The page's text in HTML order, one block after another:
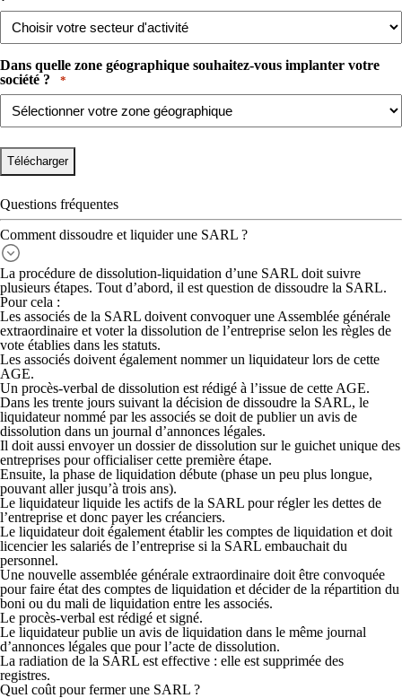
Dans quelle zone géographique souhaitez-vous implanter votre
société ? ​ ​
*
Questions fréquentes
Comment dissoudre et liquider une SARL ?
La procédure de dissolution-liquidation d’une SARL doit suivre
plusieurs étapes. Tout d’abord, il est question de dissoudre la SARL.
Pour cela :
Les associés de la SARL doivent convoquer une Assemblée générale
extraordinaire et voter la dissolution de l’entreprise selon les règles de
vote établies dans les statuts.
Les associés doivent également nommer un liquidateurlors de cette
AGE.
Un procès-verbal de dissolution est rédigé à l’issue de cette AGE.
Dans les trente jours suivant la décision de dissoudre la SARL, le
liquidateur nommé par les associés se doit de publier un avis de
dissolution dans un journal d’annonces légales.
Il doit aussi envoyer un dossier de dissolution sur le guichet unique des
entreprises pour officialiser cette première étape.
Ensuite, la phase de liquidation débute (phase un peu plus longue,
pouvant aller jusqu’à trois ans).
Le liquidateurliquide les actifs de la SARL pour régler les dettes de
l’entreprise et donc payer les créanciers.
Le liquidateur doit également établir les comptes de liquidation et doit
licencier les salariés de l’entreprise si la SARL embauchait du
personnel.
Une nouvelle assemblée générale extraordinaire doit être convoquée
pour faire état des comptes de liquidation et décider de la répartition du
boni ou du mali de liquidation entre les associés.
Le procès-verbal est rédigé et signé.
Le liquidateur publie un avis de liquidation dans le même journal
d’annonces légales que pour l’acte de dissolution.
La radiation de la SARL est effective : elle est supprimée des
registres.
Quel coût pour fermer une SARL ?